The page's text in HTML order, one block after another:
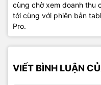
cùng chờ xem doanh thu
tới cùng với phiên bản
Pro.
VIẾT BÌNH LUẬN